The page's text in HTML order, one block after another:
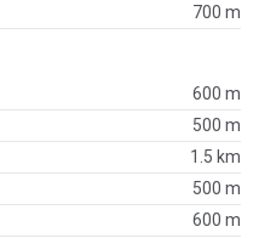
700 m
600 m
500 m
1.5 km
500 m
600 m